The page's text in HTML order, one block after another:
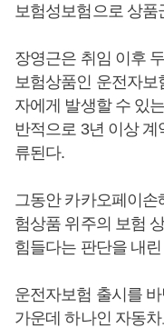
보험성보험으로 상
장영근은 취임 이후
보험상품인 운전자
자에게 발생할 수 있
반적으로 3년 이상
류된다.
그동안 카카오페이
험상품 위주의 보험
힘들다는 판단을 내
운전자보험 출시를
가운데 하나인 자동